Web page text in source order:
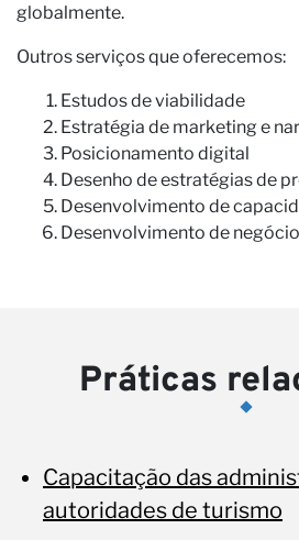
globalmente.
Outros serviços que oferecemos:
Estudos de viabilidade
Estratégia de marketing e
Posicionamento digital
Desenho de estratégias de
Desenvolvimento de
Desenvolvimento de
Práticas
Capacitação das
autoridades de turismo